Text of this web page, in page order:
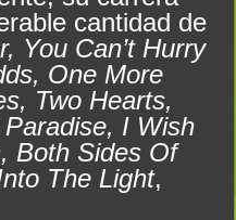
cantidad de
You Can’t Hurry
One More
Two Hearts,
I Wish
Both Sides Of
The Light,